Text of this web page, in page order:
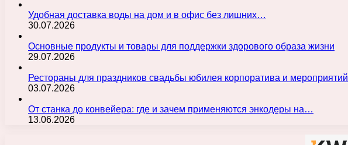
Удобная доставка воды на дом и в офис без лишних…
30.07.2026
Основные продукты и товары для поддержки здорового образа жизни
29.07.2026
Рестораны для праздников свадьбы юбилея корпоратива и мероприятий
03.07.2026
От станка до конвейера: где и зачем применяются энкодеры на…
13.06.2026